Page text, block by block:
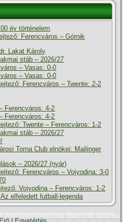
év történelem
Ferencváros – Górnik
Lakat Károly
stáb – 2026/27
– Vasas: 0-0
– Vasas: 0-0
Ferencváros – Twente: 2-2
Ferencváros: 4-2
Ferencváros: 4-2
Twente – Ferencváros: 1-2
stáb – 2026/27
Torna Club elnökei: Mailinger
– 2026/27 (nyár)
Ferencváros – Vojvodina: 3-0
Vojvodina – Ferencváros: 1-2
elfeledett futball-legenda